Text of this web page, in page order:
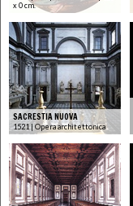
x 0 cm.
SACRESTIA NUOVA
1521 | Opera architettonica